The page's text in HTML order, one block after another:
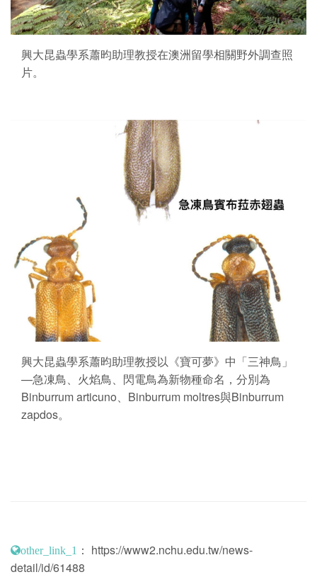
興大昆蟲學系蕭昀助理教授在澳洲留學相關野外調查照
片。
興大昆蟲學系蕭昀助理教授以《寶可夢》中「三神鳥」
—急凍鳥、火焰鳥、閃電鳥為新物種命名，分別為
Binburrum articuno、Binburrum moltres與Binburrum
zapdos。
other_link_1 ： https://www2.nchu.edu.tw/news-
detail/id/61488